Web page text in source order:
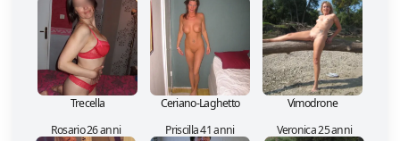
Trecella Ceriano-Laghetto
Vimodrone
Rosario 26 anni
Priscilla 41 anni Veronica 25 anni